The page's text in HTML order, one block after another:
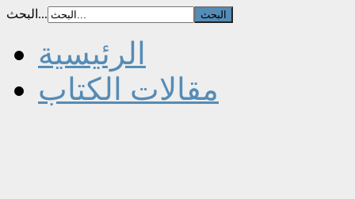
البحث...
الرئيسية
مقالات الكتاب